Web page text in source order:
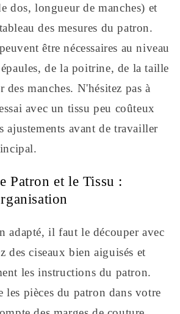
dos, longueur de manches) et
des mesures du patron.
être nécessaires au niveau
de la poitrine, de la taille
manches. N'hésitez pas à
avec un tissu peu coûteux
ajustements avant de travailler
Patron et le Tissu :
adapté, il faut le découper avec
des ciseaux bien aiguisés et
les instructions du patron.
les pièces du patron dans votre